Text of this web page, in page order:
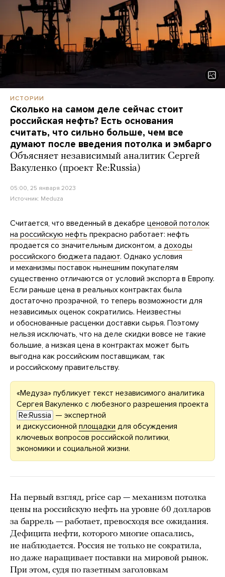
ИСТОРИИ
Сколько на самом деле сейчас стоит
российская нефть? Есть основания
считать, что сильно больше, чем все
думают после введения потолка и эмбарго
Объясняет независимый аналитик Сергей
Вакуленко (проект Re:Russia)
05:00, 25 января 2023
Источник: Meduza
Считается, что введенный в декабре ценовой потолок
на российскую нефть прекрасно работает: нефть
продается со значительным дисконтом, а доходы
российского бюджета падают. Однако условия
и механизмы поставок нынешним покупателям
существенно отличаются от условий экспорта в Европу.
Если раньше цена в реальных контрактах была
достаточно прозрачной, то теперь возможности для
независимых оценок сократились. Неизвестны
и обоснованные расценки доставки сырья. Поэтому
нельзя исключать, что на деле скидки вовсе не такие
большие, а низкая цена в контрактах может быть
выгодна как российским поставщикам, так
и российскому правительству.
«Медуза» публикует текст независимого аналитика
Сергея Вакуленко с любезного разрешения проекта
Re:Russia — экспертной
и дискуссионной площадки для обсуждения
ключевых вопросов российской политики,
экономики и социальной жизни.
На первый взгляд, price cap — механизм потолка
цены на российскую нефть на уровне 60 долларов
за баррель — работает, превосходя все ожидания.
Дефицита нефти, которого многие опасались,
не наблюдается. Россия не только не сократила,
но даже наращивает поставки на мировой рынок.
При этом, судя по газетным заголовкам